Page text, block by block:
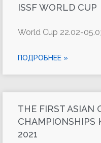
ISSF WORLD CUP
World Cup 22.02-
ПОДРОБНЕЕ »
THE FIRST ASIAN
CHAMPIONSHIPS
2021